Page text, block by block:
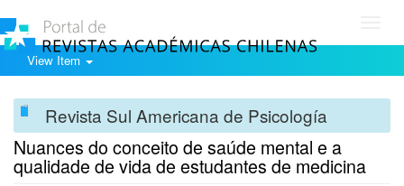
View Item
Revista Sul Americana de Psicología
Nuances do conceito de saúde mental e a
qualidade de vida de estudantes de medicina